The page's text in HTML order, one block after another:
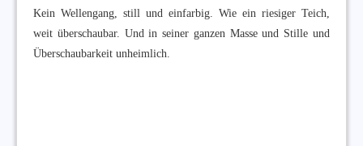
Kein Wellengang, still und einfarbig. Wie ein riesiger Teich,
weit überschaubar. Und in seiner ganzen Masse und Stille und
Überschaubarkeit unheimlich.